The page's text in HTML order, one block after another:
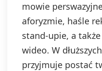
mowie
aforyzmie, haśle
stand-upie, a
wideo. W
przyjmuje postać